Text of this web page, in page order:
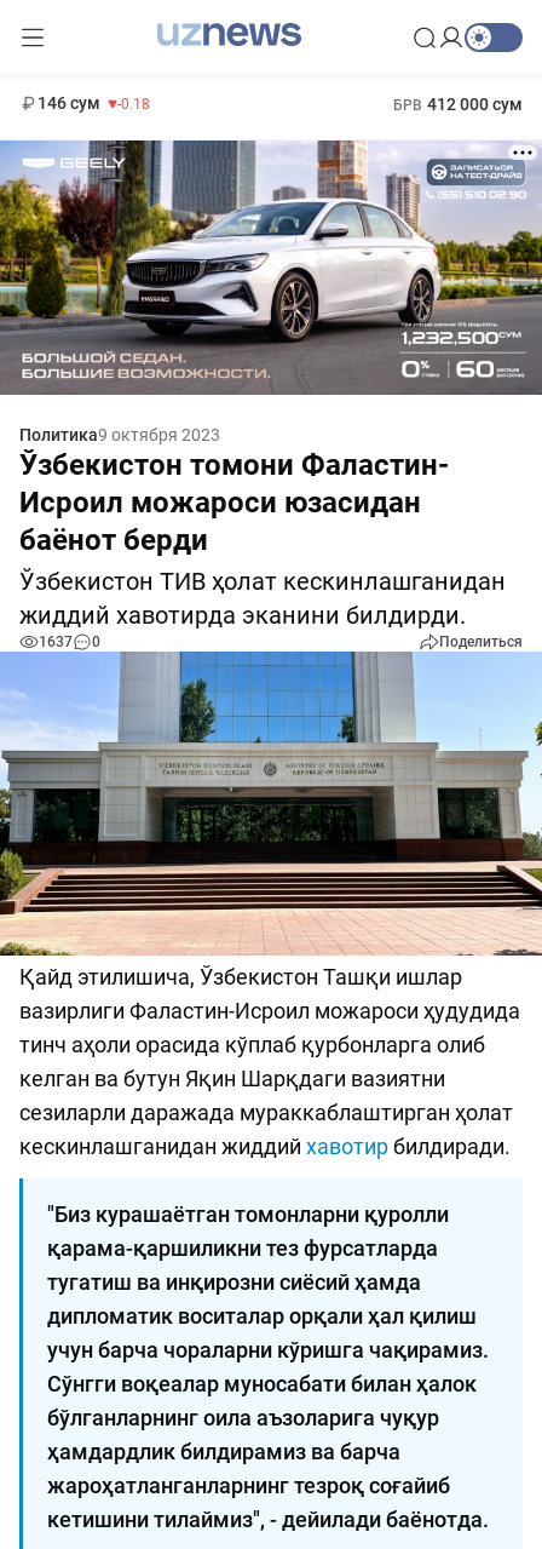
146 сум -0.18 БРВ 412 000 сум
Политика9 октября 2023
Ўзбекистон томони Фаластин-
Исроил можароси юзасидан
баёнот берди
Ўзбекистон ТИВ ҳолат кескинлашганидан
жиддий хавотирда эканини билдирди.
1637 0 Поделиться
Қайд этилишича, Ўзбекистон Ташқи ишлар
вазирлиги Фаластин-Исроил можароси ҳудудида
тинч аҳоли орасида кўплаб қурбонларга олиб
келган ва бутун Яқин Шарқдаги вазиятни
сезиларли даражада мураккаблаштирган ҳолат
кескинлашганидан жиддий хавотирбилдиради.
"Биз курашаётган томонларни қуролли
қарама-қаршиликни тез фурсатларда
тугатиш ва инқирозни сиёсий ҳамда
дипломатик воситалар орқали ҳал қилиш
учун барча чораларни кўришга чақирамиз.
Сўнгги воқеалар муносабати билан ҳалок
бўлганларнинг оила аъзоларига чуқур
ҳамдардлик билдирамиз ва барча
жароҳатланганларнинг тезроқ соғайиб
кетишини тилаймиз", - дейилади баёнотда.